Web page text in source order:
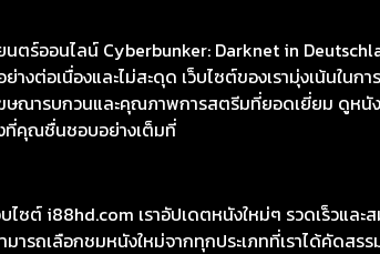
ร์ออนไลน์ Cyberbunker: Darknet in
งต่อเนื่องและไม่สะดุด เว็บไซต์ของเรามุ่งเน้นใน
ษณารบกวนและคุณภาพการสตรีมที่ยอดเยี่ยม ดูห
ที่คุณชื่นชอบอย่างเต็มที่
ไซต์ i88hd.com เราอัปเดตหนังใหม่ๆ รวดเร็วแล
ถเลือกชมหนังใหม่จากทุกประเภทที่เราได้คัดสรร